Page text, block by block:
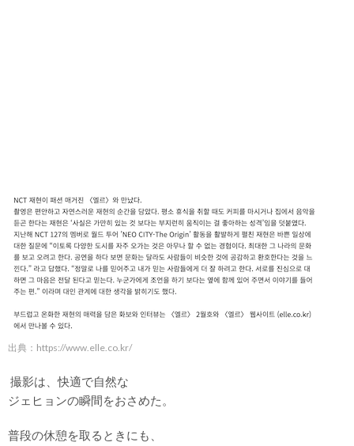
出典： https://www.elle.co.kr/
撮影は、快適で自然な
ジェヒョンの瞬間をおさめた。
普段の休憩を取るときにも、